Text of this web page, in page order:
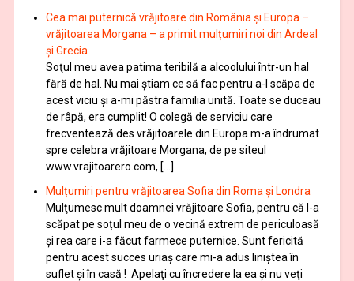
Cea mai puternică vrăjitoare din România și Europa –
vrăjitoarea Morgana – a primit mulțumiri noi din Ardeal
și Grecia
Soţul meu avea patima teribilă a alcoolului într-un hal
fără de hal. Nu mai ştiam ce să fac pentru a-l scăpa de
acest viciu şi a-mi păstra familia unită. Toate se duceau
de râpă, era cumplit! O colegă de serviciu care
frecventează des vrăjitoarele din Europa m-a îndrumat
spre celebra vrăjitoare Morgana, de pe siteul
www.vrajitoarero.com, […]
Mulțumiri pentru vrăjitoarea Sofia din Roma și Londra
Mulţumesc mult doamnei vrăjitoare Sofia, pentru că l-a
scăpat pe soțul meu de o vecină extrem de periculoasă
și rea care i-a făcut farmece puternice. Sunt fericită
pentru acest succes uriaș care mi-a adus liniștea în
suflet și în casă ! Apelaţi cu încredere la ea şi nu veţi